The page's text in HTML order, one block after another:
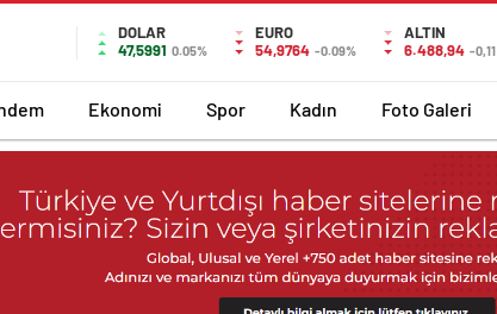
DOLAR
47,5991 0.05%
EURO
54,9764 -0.09%
ALTIN
6.488,94 -0,11
Ekonomi Spor Kadın Foto Galeri